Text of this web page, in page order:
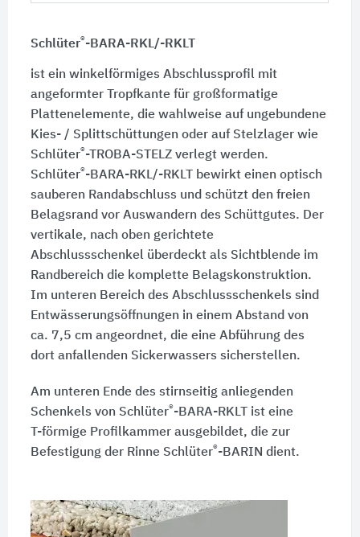
Schlüter®-BARA-RKL/-RKLT
ist ein winkelförmiges Abschlussprofil mit
angeformter Tropfkante für großformatige
Plattenelemente, die wahlweise auf ungebundene
Kies- / Splittschüttungen oder auf Stelzlager wie
Schlüter®-TROBA-STELZ verlegt werden.
Schlüter®-BARA-RKL/-RKLT bewirkt einen optisch
sauberen Randabschluss und schützt den freien
Belagsrand vor Auswandern des Schüttgutes. Der
vertikale, nach oben gerichtete
Abschlussschenkel überdeckt als Sichtblende im
Randbereich die komplette Belagskonstruktion.
Im unteren Bereich des Abschlussschenkels sind
Entwässerungsöffnungen in einem Abstand von
ca. 7,5 cm angeordnet, die eine Abführung des
dort anfallenden Sickerwassers sicherstellen.
Am unteren Ende des stirnseitig anliegenden
Schenkels von Schlüter®-BARA-RKLT ist eine
T-förmigeProfilkammer ausgebildet, die zur
Befestigung der Rinne Schlüter®-BARIN dient.